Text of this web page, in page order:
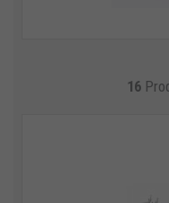
16